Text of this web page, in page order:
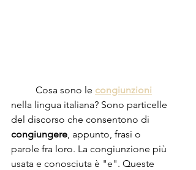
	Cosa sono le
congiunzioni
nella lingua italiana? Sono particelle
del discorso che consentono di
congiungere , appunto, frasi o
parole fra loro. La congiunzione più
usata e conosciuta è "e". Queste